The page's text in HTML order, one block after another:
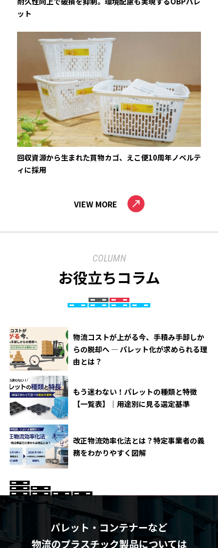
ット
回収資源から生まれた買物カゴ、えこ便10周年ノベルテ
ィに採用
VIEW MORE
COLUMN
お役立ちコラム
物流コストが上がる今、手積み手卸しか
らの脱却へ ― パレット化が求められる理
由とは？
もう迷わない！パレットの種類と特徴
【一覧表】｜用途別に見る選定基準
改正物流効率化法とは？特定事業者の義
務をわかりやすく図解
パレット・コンテナーなど
物流のプラスチック製品については